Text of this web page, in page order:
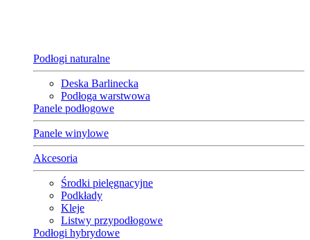
Podłogi naturalne
Deska Barlinecka
Podłoga warstwowa
Panele podłogowe
Panele winylowe
Akcesoria
Środki pielęgnacyjne
Podkłady
Kleje
Listwy przypodłogowe
Podłogi hybrydowe